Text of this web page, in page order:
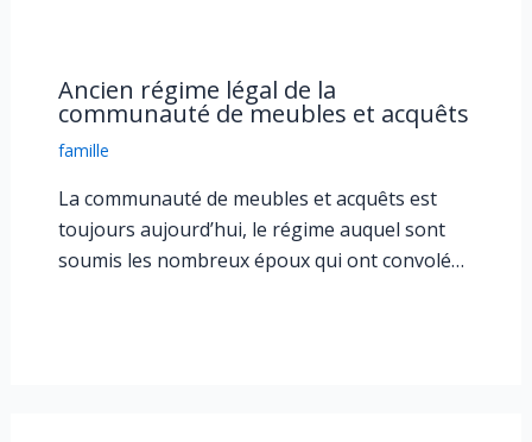
Ancien régime légal de la
communauté de meubles et acquêts
famille
La communauté de meubles et acquêts est
toujours aujourd’hui, le régime auquel sont
soumis les nombreux époux qui ont convolé…